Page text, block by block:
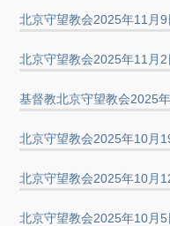
北京守望教会2025年11月
北京守望教会2025年11月
基督教北京守望教会2025
北京守望教会2025年10月
北京守望教会2025年10月
北京守望教会2025年10月